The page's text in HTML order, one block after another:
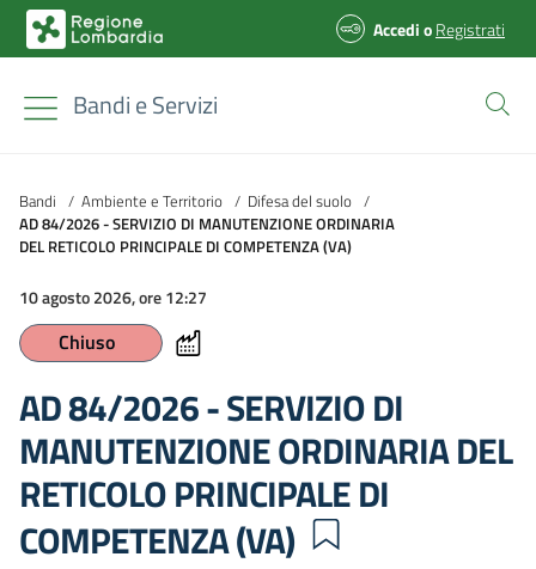
AccedioRegistrati
Bandi e Servizi
Bandi / Ambiente e Territorio / Difesa del suolo /
AD 84/2026 - SERVIZIO DI MANUTENZIONE ORDINARIA
DEL RETICOLO PRINCIPALE DI COMPETENZA (VA)
10 agosto 2026, ore 12:27
Chiuso
AD 84/2026 - SERVIZIO DI
MANUTENZIONE ORDINARIA DEL
RETICOLO PRINCIPALE DI
COMPETENZA (VA)